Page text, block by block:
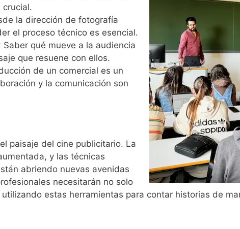
crucial.
la dirección de fotografía
el proceso técnico es esencial.
Saber qué mueve a la audiencia
que resuene con ellos.
de un comercial es un
y la comunicación son
paisaje del cine publicitario. La
y las técnicas
abriendo nuevas avenidas
necesitarán no solo
estas herramientas para contar historias de